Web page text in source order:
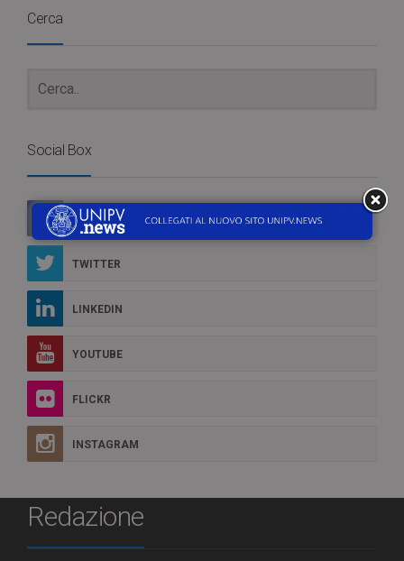
Cerca
Social Box
FACEBOOK
TWITTER
LINKEDIN
YOUTUBE
FLICKR
INSTAGRAM
Redazione